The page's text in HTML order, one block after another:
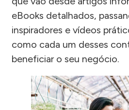
eBooks detalhados,
inspiradores e vídeos
como cada um desses
beneficiar o seu negócio.